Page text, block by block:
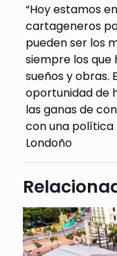
“Hoy estamos
cartageneros
pueden ser los
siempre los que
sueños y obras.
oportunidad de
las ganas de
con una política
Londoño